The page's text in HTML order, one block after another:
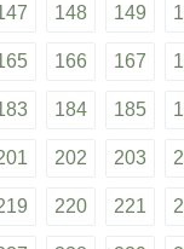
148 149
166 167
184 185
202 203
220 221